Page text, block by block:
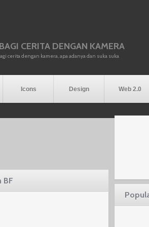
CERITA DENGAN KAMERA
cerita dengan kamera, apa adanya dan suka suka
Icons Design Web 2.0
BF